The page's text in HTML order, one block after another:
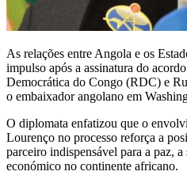
As relações entre Angola e os
impulso após a assinatura do
Democrática do Congo (RDC) e
o embaixador angolano em
O diplomata enfatizou que o
Lourenço no processo reforça a
parceiro indispensável para a paz,
económico no continente africano.